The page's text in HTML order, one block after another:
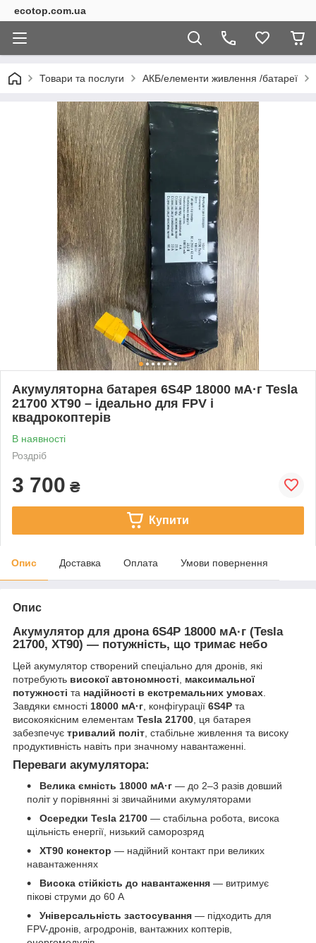
ecotop.com.ua
Товари та послуги АКБ/елементи живлення /батареї
Акумуляторна батарея 6S4P 18000 мА·г Tesla
21700 XT90 – ідеально для FPV і
квадрокоптерів
В наявності
Роздріб
3 700 ₴
Купити
Опис Доставка Оплата Умови повернення
Опис
Акумулятор для дрона 6S4P 18000 мА·г (Tesla
21700, XT90) — потужність, що тримає небо
Цей акумулятор створений спеціально для дронів, які
потребують високої автономності
максимальної
потужності та надійності в екстремальних умовах
Завдяки ємності 18000 мА·г , конфігурації 6S4P та
високоякісним елементам Tesla 21700 , ця батарея
забезпечує тривалий політ , стабільне живлення та високу
продуктивність навіть при значному навантаженні.
Переваги акумулятора:
Велика ємність 18000 мА·г — до 2–3 разів довший
політ у порівнянні зі звичайними акумуляторами
Осередки Tesla 21700 — стабільна робота, висока
щільність енергії, низький саморозряд
XT90 конектор — надійний контакт при великих
навантаженнях
Висока стійкість до навантаження — витримує
пікові струми до 60 А
Універсальність застосування — підходить для
FPV-дронів, агродронів, вантажних коптерів,